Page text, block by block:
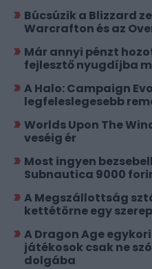
Búcsúzik a Blizzard
Warcrafton és az
Már annyi pénzt
fejlesztő nyugdíjba
A Halo: Campaign
legfeleslegesebb
Worlds Upon The
veséig ér
Most ingyen
Subnautica 9000
A Megszállottság
kettétörne egy
A Dragon Age
játékosok csak ne
dolgába